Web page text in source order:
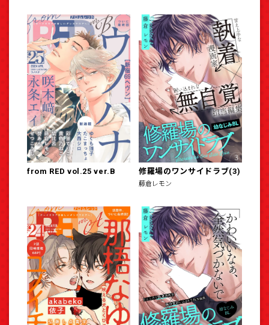
from RED vol.25 ver.B 修羅場のワンサイドラブ(3)
藤倉レモン